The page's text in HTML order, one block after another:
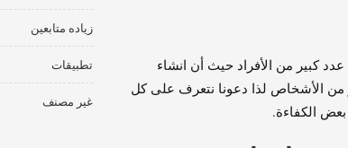
كبير من الأفراد حيث أن انشاء
الأشخاص لذا دعونا نتعرف على كل
الكفاءة.
زياده متابعين
تطبيقات
غير مصنف